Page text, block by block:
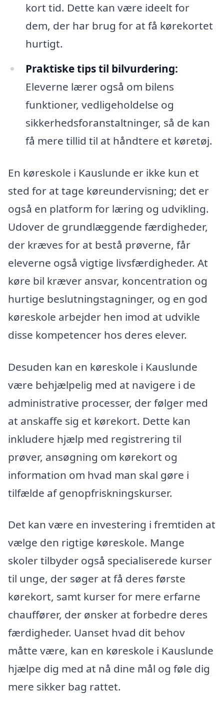
kort tid. Dette kan være ideelt for
dem, der har brug for at få kørekortet
hurtigt.
Praktiske tips til bilvurdering:
Eleverne lærer også om bilens
funktioner, vedligeholdelse og
sikkerhedsforanstaltninger, så de kan
få mere tillid til at håndtere et køretøj.
En køreskole i Kauslunde er ikke kun et
sted for at tage køreundervisning; det er
også en platform for læring og udvikling.
Udover de grundlæggende færdigheder,
der kræves for at bestå prøverne, får
eleverne også vigtige livsfærdigheder. At
køre bil kræver ansvar, koncentration og
hurtige beslutningstagninger, og en god
køreskole arbejder hen imod at udvikle
disse kompetencer hos deres elever.
Desuden kan en køreskole i Kauslunde
være behjælpelig med at navigere i de
administrative processer, der følger med
at anskaffe sig et kørekort. Dette kan
inkludere hjælp med registrering til
prøver, ansøgning om kørekort og
information om hvad man skal gøre i
tilfælde af genopfriskningskurser.
Det kan være en investering i fremtiden at
vælge den rigtige køreskole. Mange
skoler tilbyder også specialiserede kurser
til unge, der søger at få deres første
kørekort, samt kurser for mere erfarne
chauffører, der ønsker at forbedre deres
færdigheder. Uanset hvad dit behov
måtte være, kan en køreskole i Kauslunde
hjælpe dig med at nå dine mål og føle dig
mere sikker bag rattet.